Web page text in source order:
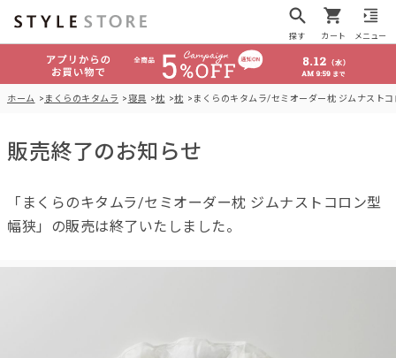
探す カート メニュー
ホーム まくらのキタムラ 寝具 枕 枕 まくらのキタムラ/セミオーダー枕 ジムナストコ
販売終了のお知らせ
「まくらのキタムラ/セミオーダー枕 ジムナストコロン型
幅狭」の販売は終了いたしました。